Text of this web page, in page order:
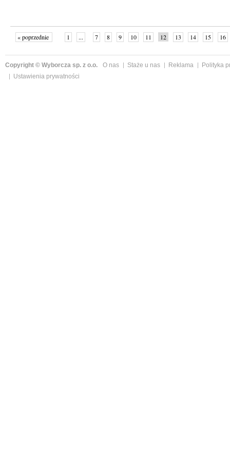
« poprzednie 1 ... 7 8 9 10 11 12 13 14 15 16
Copyright © Wyborcza sp. z o.o. O nas Staże u nas Reklama
Polityka
Ustawienia prywatności